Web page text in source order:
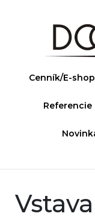
Cenník/E-shop
Referencie